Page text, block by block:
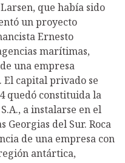
que había sido
un proyecto
Ernesto
marítimas,
una empresa
El capital privado se
quedó constituida la
a instalarse en el
Georgias del Sur. Roca
de una empresa con
antártica,